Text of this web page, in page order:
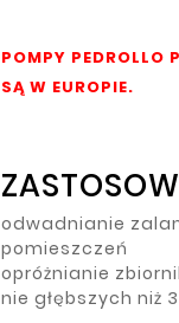
POMPY PEDROLLO
SĄ W EUROPIE.
odwadnianie
pomieszczeń
opróżnianie
nie głębszych niż